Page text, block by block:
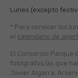
Lunes (excepto
* Para conocer los
el calendario de
El Consorcio Parque
fotógráfos/as que
Javier Algarra;